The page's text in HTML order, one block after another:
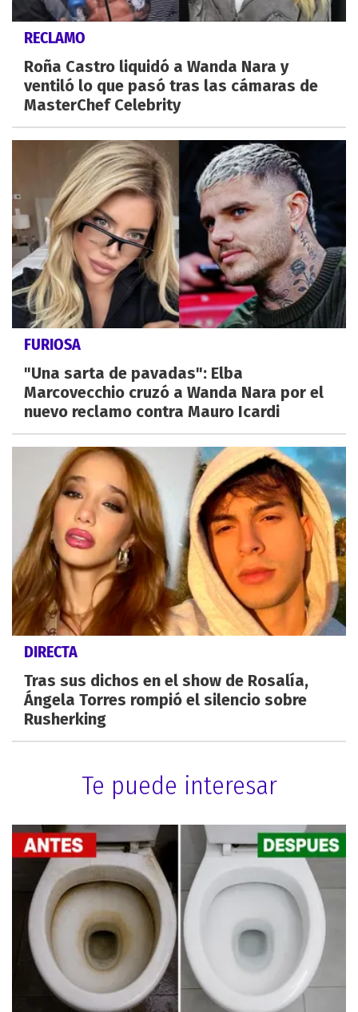
RECLAMO
Roña Castro liquidó a Wanda Nara y
ventiló lo que pasó tras las cámaras de
MasterChef Celebrity
FURIOSA
"Una sarta de pavadas": Elba
Marcovecchio cruzó a Wanda Nara por el
nuevo reclamo contra Mauro Icardi
DIRECTA
Tras sus dichos en el show de Rosalía,
Ángela Torres rompió el silencio sobre
Rusherking
Te puede interesar